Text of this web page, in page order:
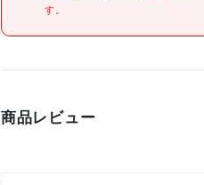
●規格
す。
商品レビュー